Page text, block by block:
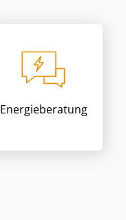
Energieberatung